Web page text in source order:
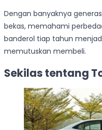
Dengan banyaknya
bekas, memahami
banderol tiap tahun
memutuskan membeli.
Sekilas tentang